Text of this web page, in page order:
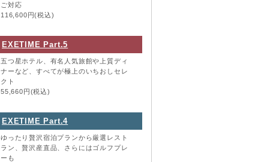
ご対応
116,600円(税込)
EXETIME Part.5
五つ星ホテル、有名人気旅館や上質ディ
ナーなど、すべてが極上のいちおしセレ
クト
55,660円(税込)
EXETIME Part.4
ゆったり贅沢宿泊プランから厳選レスト
ラン、贅沢産直品、さらにはゴルフプレ
ーも